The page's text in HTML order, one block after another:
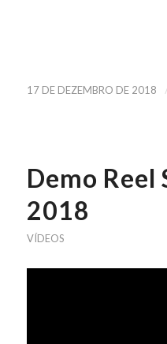
17 DE DEZEMBRO DE 2018
Demo Reel
2018
VÍDEOS